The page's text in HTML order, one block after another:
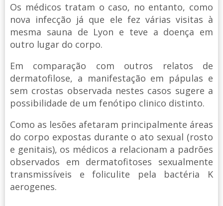
Os médicos tratam o caso, no entanto, como
nova infecção já que ele fez várias visitas à
mesma sauna de Lyon e teve a doença em
outro lugar do corpo.
Em comparação com outros relatos de
dermatofilose, a manifestação em pápulas e
sem crostas observada nestes casos sugere a
possibilidade de um fenótipo clinico distinto.
Como as lesões afetaram principalmente áreas
do corpo expostas durante o ato sexual (rosto
e genitais), os médicos a relacionam a padrões
observados em dermatofitoses sexualmente
transmissíveis e foliculite pela bactéria K
aerogenes.